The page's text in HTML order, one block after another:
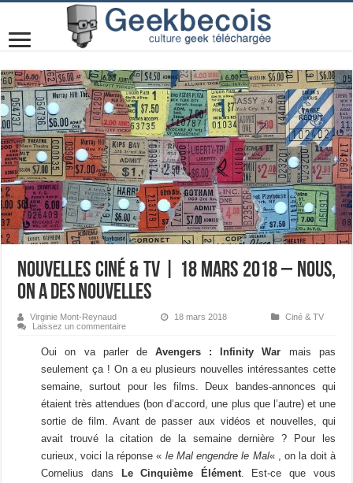
Nouvelles Ciné & TV | 18 mars 2018 – Nous,
on a des nouvelles
Virginie Mont-Reynaud 18 mars 2018
Ciné & TV
Laissez un commentaire
Oui on va parler de Avengers : Infinity War mais pas
seulement ça ! On a eu plusieurs nouvelles intéressantes cette
semaine, surtout pour les films. Deux bandes-annonces qui
étaient très attendues (bon d’accord, une plus que l’autre) et une
sortie de film. Avant de passer aux vidéos et nouvelles, qui
avait trouvé la citation de la semaine dernière ? Pour les
curieux, voici la réponse « le Mal engendre le Mal« , on la doit à
Cornelius dans Le Cinquième Élément. Est-ce que vous